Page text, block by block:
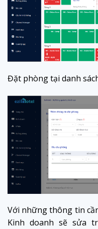
Đặt phòng tại danh
Với những thông tin
Kinh doanh sẽ sửa